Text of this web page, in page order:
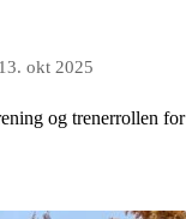
13. okt 2025
og trenerrollen for